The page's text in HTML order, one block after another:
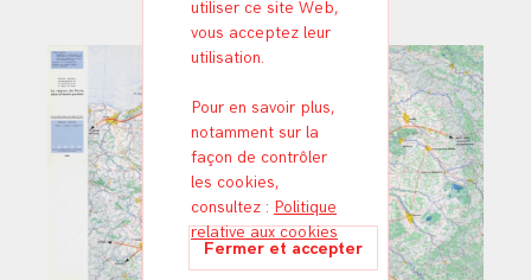
utiliser ce site Web,
vous acceptez leur
utilisation.
Pour en savoir plus,
notamment sur la
façon de contrôler
les cookies,
consultez : Politique
relative aux cookies